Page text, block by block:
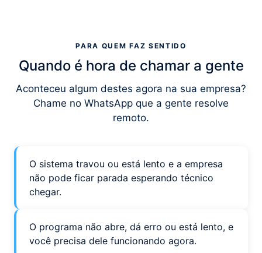
PARA QUEM FAZ SENTIDO
Quando é hora de chamar a gente
Aconteceu algum destes agora na sua empresa?
Chame no WhatsApp que a gente resolve
remoto.
O sistema travou ou está lento e a empresa
não pode ficar parada esperando técnico
chegar.
O programa não abre, dá erro ou está lento, e
você precisa dele funcionando agora.